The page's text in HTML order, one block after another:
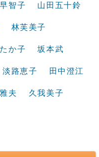
智子 山田五十鈴
林芙美子
か子 坂本武
淡路恵子 田中澄江
夫 久我美子